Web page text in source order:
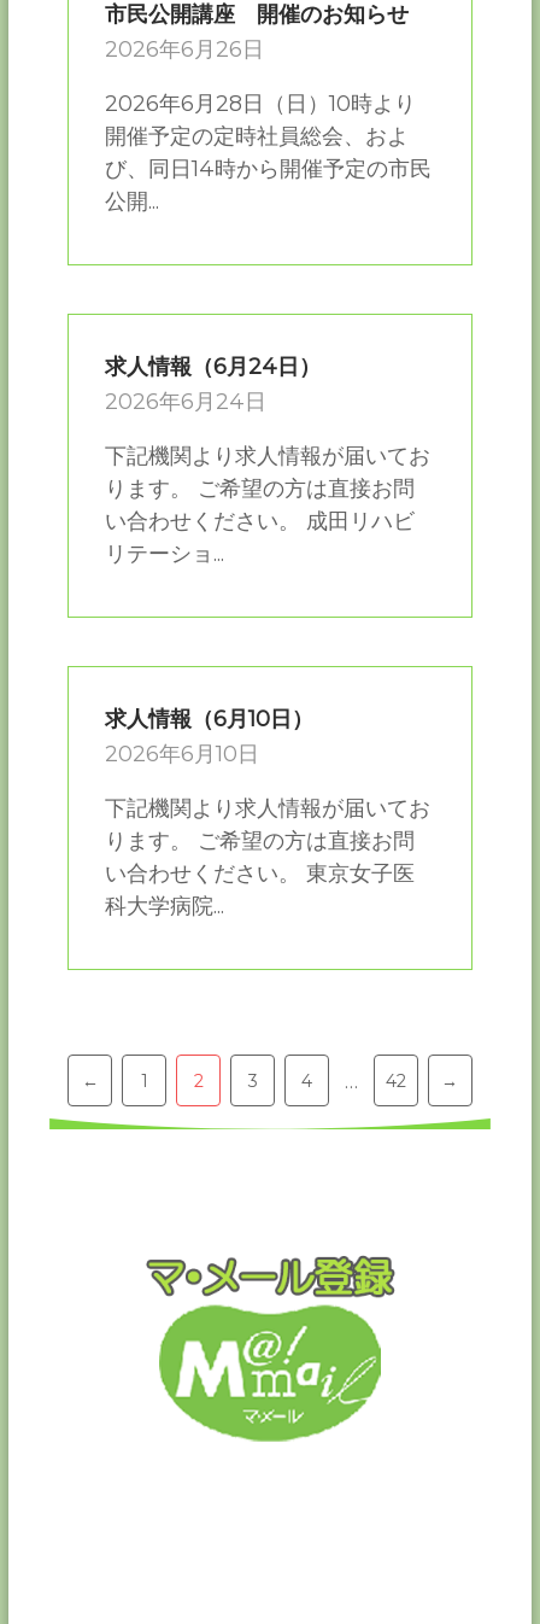
市民公開講座 開催のお知らせ
2026年6月26日
2026年6月28日（日）10時より
開催予定の定時社員総会、およ
び、同日14時から開催予定の市民
公開...
求人情報（6月24日）
2026年6月24日
下記機関より求人情報が届いてお
ります。 ご希望の方は直接お問
い合わせください。 成田リハビ
リテーショ...
求人情報（6月10日）
2026年6月10日
下記機関より求人情報が届いてお
ります。 ご希望の方は直接お問
い合わせください。 東京女子医
科大学病院...
Pagination
← 1 2 3 4 … 42 →